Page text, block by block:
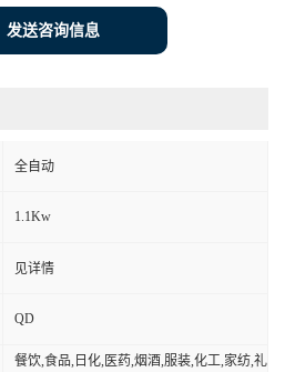
发送咨询信息
全自动
1.1Kw
见详情
QD
餐饮,食品,日化,医药,烟酒,服装,化工,家纺,礼